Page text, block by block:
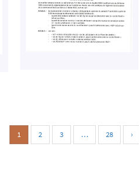
1 2 3 … 28 ›